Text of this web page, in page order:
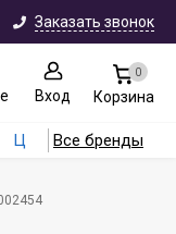
Заказать звонок
Вход
0
Корзина
Ц Все бренды